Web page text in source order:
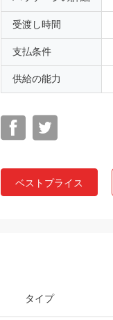
受渡し時間
支払条件
供給の能力
ベストプライス
タイプ